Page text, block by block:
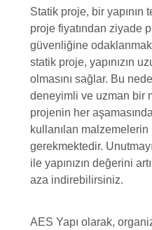
Statik proje, bir
proje fiyatından ziyade
güvenliğine
statik proje, yapınızın
olmasını sağlar. Bu
deneyimli ve uzman bir
projenin her
kullanılan
gerekmektedir.
ile yapınızın değerini
aza indirebilirsiniz.
AES Yapı olarak,